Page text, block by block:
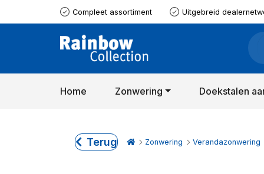
Compleet assortiment Uitgebreid
Home Zonwering Doekstalen
Terug Zonwering Verandazonwering